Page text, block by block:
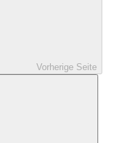
Vorherige Seite